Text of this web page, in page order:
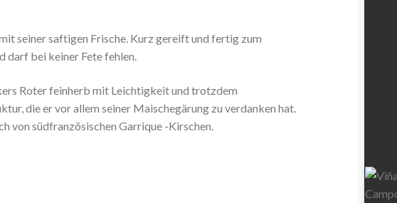
seiner saftigen Frische. Kurz gereift und fertig zum
darf bei keiner Fete fehlen.
Roter feinherb mit Leichtigkeit und trotzdem
die er vor allem seiner Maischegärung zu verdanken hat.
von südfranzösischen Garrique -Kirschen.